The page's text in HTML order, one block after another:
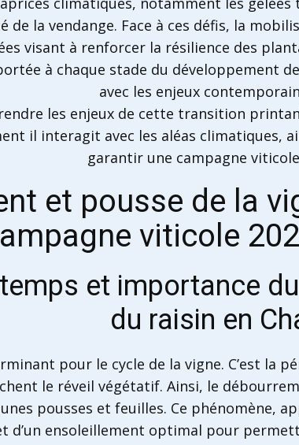
de la vendange. Face à ces défis, la
visant à renforcer la résilience des
à chaque stade du développement
avec les enjeux
les enjeux de cette transition
il interagit avec les aléas climatiques,
garantir une campagne
et pousse de la
viticole
et importance
du raisin en
pour le cycle de la vigne. C’est la
le réveil végétatif. Ainsi, le
pousses et feuilles. Ce phénomène,
d’un ensoleillement optimal pour